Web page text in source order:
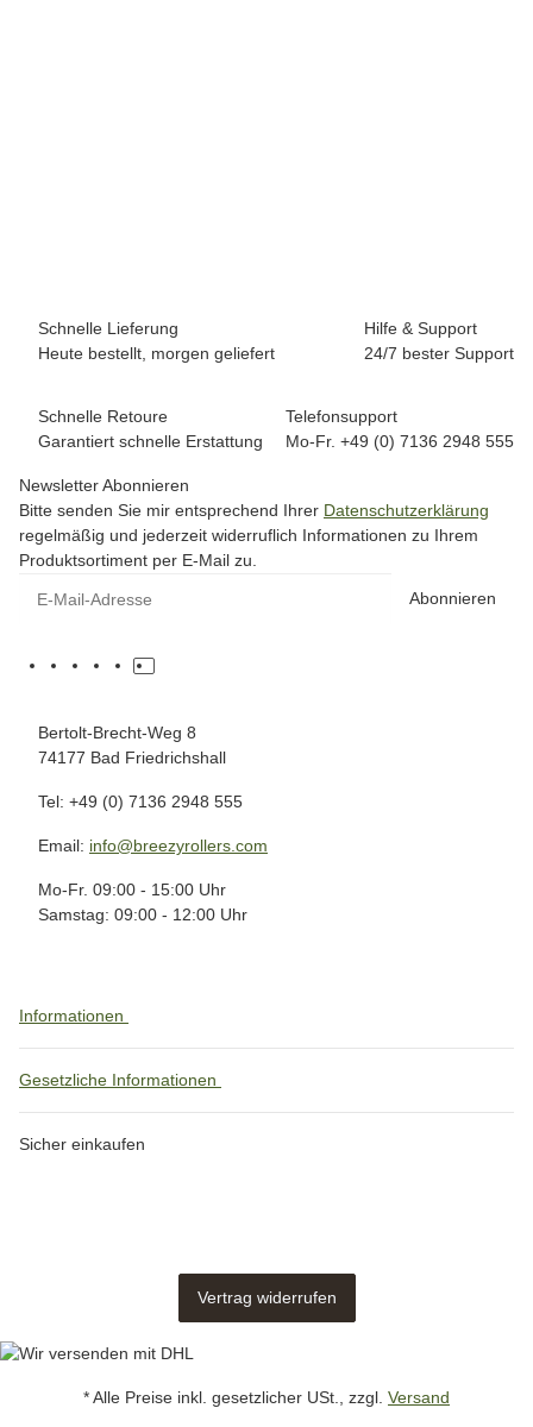
Schnelle Lieferung
Heute bestellt, morgen geliefert
Hilfe & Support
24/7 bester Support
Schnelle Retoure
Garantiert schnelle Erstattung
Telefonsupport
Mo-Fr. +49 (0) 7136 2948 555
Newsletter Abonnieren
Bitte senden Sie mir entsprechend Ihrer Datenschutzerklärung
regelmäßig und jederzeit widerruflich Informationen zu Ihrem
Produktsortiment per E-Mail zu.
Abonnieren
Bertolt-Brecht-Weg 8
74177 Bad Friedrichshall
Tel: +49 (0) 7136 2948 555
Email: info@breezyrollers.com
Mo-Fr. 09:00 - 15:00 Uhr
Samstag: 09:00 - 12:00 Uhr
Informationen
Gesetzliche Informationen
Sicher einkaufen
Vertrag widerrufen
* Alle Preise inkl. gesetzlicher USt., zzgl. Versand